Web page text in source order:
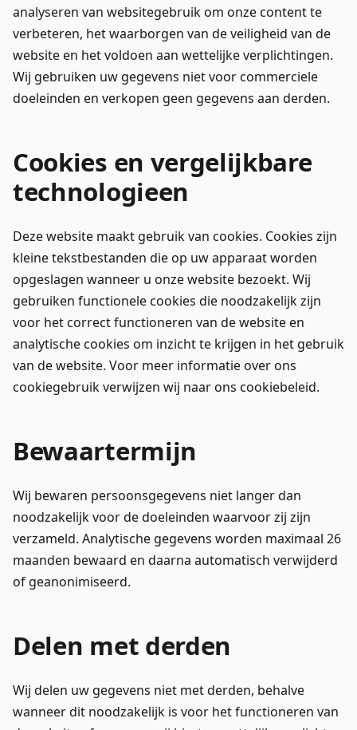
analyseren van websitegebruik om onze content te
verbeteren, het waarborgen van de veiligheid van de
website en het voldoen aan wettelijke verplichtingen.
Wij gebruiken uw gegevens niet voor commerciele
doeleinden en verkopen geen gegevens aan derden.
Cookies en vergelijkbare
technologieen
Deze website maakt gebruik van cookies. Cookies zijn
kleine tekstbestanden die op uw apparaat worden
opgeslagen wanneer u onze website bezoekt. Wij
gebruiken functionele cookies die noodzakelijk zijn
voor het correct functioneren van de website en
analytische cookies om inzicht te krijgen in het gebruik
van de website. Voor meer informatie over ons
cookiegebruik verwijzen wij naar ons cookiebeleid.
Bewaartermijn
Wij bewaren persoonsgegevens niet langer dan
noodzakelijk voor de doeleinden waarvoor zij zijn
verzameld. Analytische gegevens worden maximaal 26
maanden bewaard en daarna automatisch verwijderd
of geanonimiseerd.
Delen met derden
Wij delen uw gegevens niet met derden, behalve
wanneer dit noodzakelijk is voor het functioneren van